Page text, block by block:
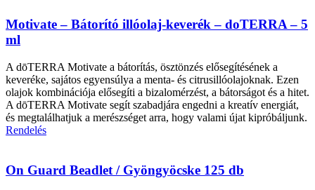
Motivate – Bátorító illóolaj-keverék – doTERRA – 5
ml
A dōTERRA Motivate a bátorítás, ösztönzés elősegítésének a
keveréke, sajátos egyensúlya a menta- és citrusillóolajoknak. Ezen
olajok kombinációja elősegíti a bizalomérzést, a bátorságot és a hitet.
A dōTERRA Motivate segít szabadjára engedni a kreatív energiát,
és megtalálhatjuk a merészséget arra, hogy valami újat kipróbáljunk.
Rendelés
On Guard Beadlet / Gyöngyöcske 125 db